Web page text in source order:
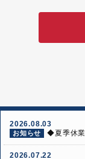
2026.08.03
お知らせ ◆夏季休
2026.07.22